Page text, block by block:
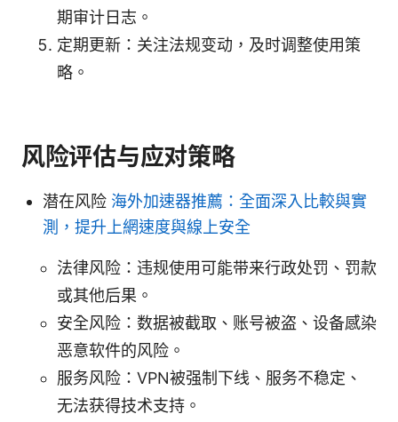
期审计日志。
定期更新：关注法规变动，及时调整使用策
略。
风险评估与应对策略
潜在风险 海外加速器推薦：全面深入比較與實
測，提升上網速度與線上安全
法律风险：违规使用可能带来行政处罚、罚款
或其他后果。
安全风险：数据被截取、账号被盗、设备感染
恶意软件的风险。
服务风险：VPN被强制下线、服务不稳定、
无法获得技术支持。